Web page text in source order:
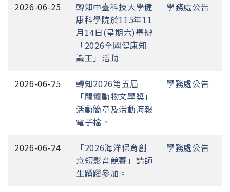
2026-06-25
轉知中臺科技大學健
康科學院於115年11
月14日(星期六)舉辦
「2026全國健康知
識王」活動
學務處公告
2026-06-25
轉知2026第五屆
「關懷動物文學獎」
活動簡章及活動海報
電子檔。
學務處公告
2026-06-24
「2026海洋保育創
意短影音競賽」請師
生踴躍參加。
學務處公告